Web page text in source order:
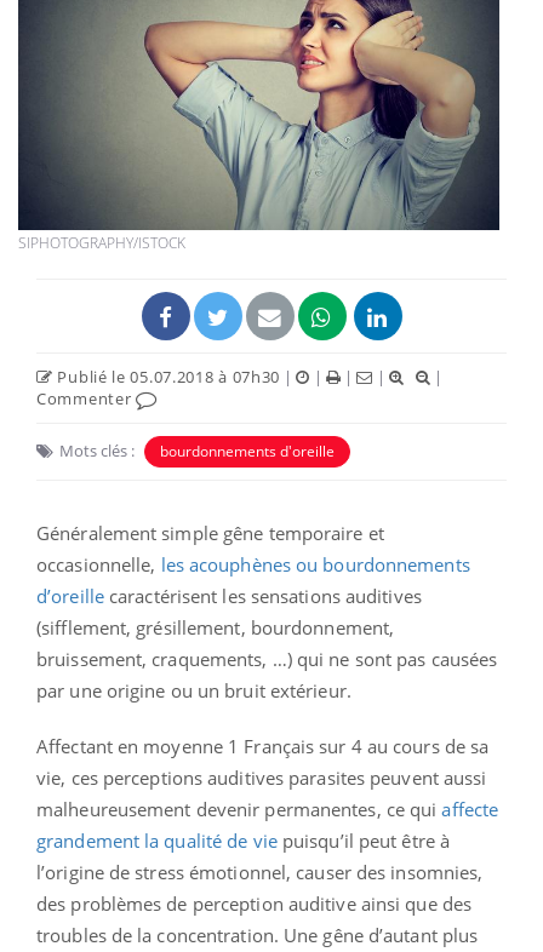
SIPHOTOGRAPHY/ISTOCK
Publié le 05.07.2018 à 07h30 | | | |
|
Commenter
Mots clés : bourdonnements d'oreille
Généralement simple gêne temporaire et
occasionnelle, les acouphènes ou bourdonnements
d’oreillecaractérisent les sensations auditives
(sifflement, grésillement, bourdonnement,
bruissement, craquements, …) qui ne sont pas causées
par une origine ou un bruit extérieur.
Affectant en moyenne 1 Français sur 4 au cours de sa
vie, ces perceptions auditives parasites peuvent aussi
malheureusement devenir permanentes, ce quiaffecte
grandement la qualité de viepuisqu’il peut être à
l’origine de stress émotionnel, causer des insomnies,
des problèmes de perception auditive ainsi que des
troubles de la concentration. Une gêne d’autant plus